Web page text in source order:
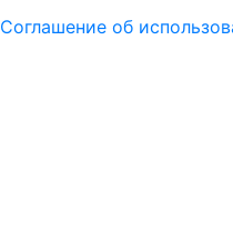
Соглашение об